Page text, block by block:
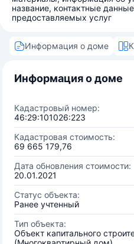
название, контактные
предоставляемых услуг
Информация о доме
Информация о доме
Кадастровый номер:
46:29:101026:223
Кадастровая стоимость:
69 665 179,76
Дата обновления стоимости:
20.01.2021
Статус объекта:
Ранее учтенный
Тип объекта:
Объект капитального